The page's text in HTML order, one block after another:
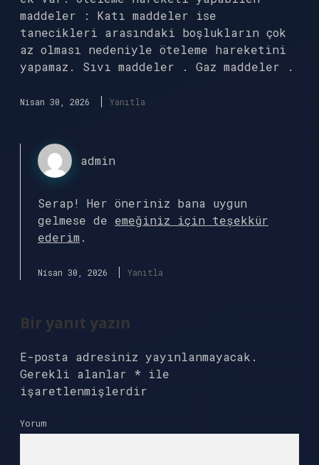
maddeler : Katı maddeler ise
tanecikleri arasındaki boşlukların çok
az olması nedeniyle öteleme hareketini
yapamaz. Sıvı maddeler . Gaz maddeler .
Nisan 30, 2026 Yanıtla
admin
Serap! Her öneriniz bana uygun
gelmese de emeğiniz için teşekkür
ederim .
Nisan 30, 2026 Yanıtla
Bir yanıt yazın
E-posta adresiniz yayınlanmayacak.
Gerekli alanlar * ile
işaretlenmişlerdir
Yorum